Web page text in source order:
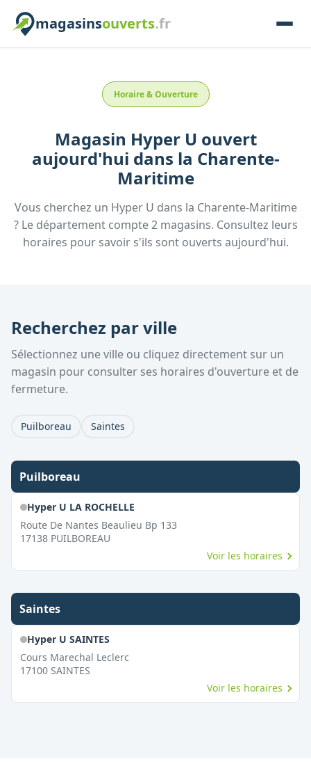
magasinsouverts.fr
Horaire & Ouverture
Magasin Hyper U ouvert
aujourd'hui dans la Charente-
Maritime
Vous cherchez un Hyper U dans la Charente-Maritime
? Le département compte2magasins. Consultez leurs
horaires pour savoir s'ils sont ouverts aujourd'hui.
Recherchez par ville
Sélectionnez une ville ou cliquez directement sur un
magasin pour consulter ses horaires d'ouverture et de
fermeture.
Puilboreau Saintes
Puilboreau
Hyper U LA ROCHELLE
Route De Nantes Beaulieu Bp 133
17138 PUILBOREAU
Voir les horaires
Saintes
Hyper U SAINTES
Cours Marechal Leclerc
17100 SAINTES
Voir les horaires